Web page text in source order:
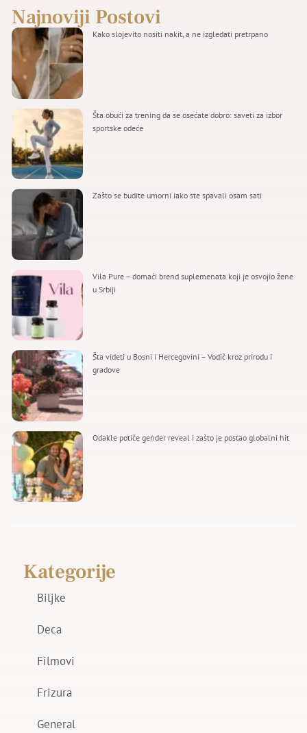
Najnoviji Postovi
Kako slojevito nositi nakit, a ne izgledati pretrpano
Šta obući za trening da se osećate dobro: saveti za izbor
sportske odeće
Zašto se budite umorni iako ste spavali osam sati
Vila Pure – domaći brend suplemenata koji je osvojio žene
u Srbiji
Šta videti u Bosni i Hercegovini – Vodič kroz prirodu i
gradove
Odakle potiče gender reveal i zašto je postao globalni hit
Kategorije
Biljke
Deca
Filmovi
Frizura
General